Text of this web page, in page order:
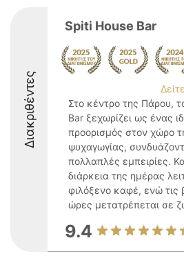
Διακριθέντες
Spiti House Bar
Στο κέντρο της Πάρου,
Bar ξεχωρίζει ως ένας
προορισμός στον χώρο
ψυχαγωγίας,
πολλαπλές εμπειρίες.
διάρκεια της ημέρας
φιλόξενο καφέ, ενώ τις
ώρες μετατρέπεται σε
9.4